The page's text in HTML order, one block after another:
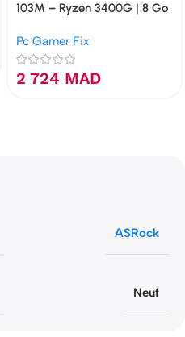
103M – Ryzen 3400G | 8 Go
Pc Gamer Fix
2 724 MAD
ASRock
Neuf